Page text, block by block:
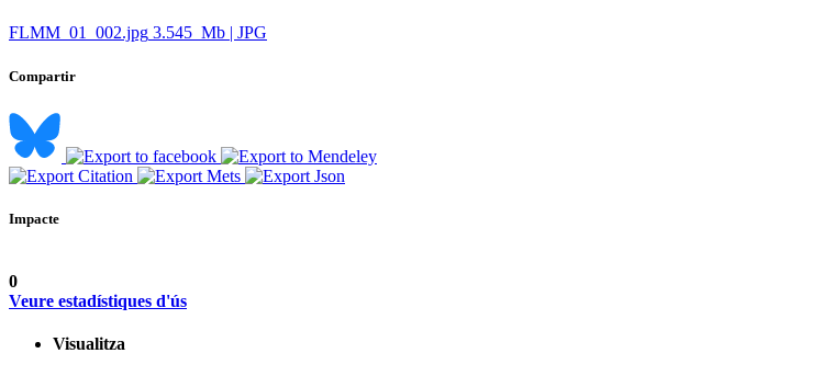
FLMM_01_002.jpg 3.545 Mb | JPG
Compartir
Impacte
0
Veure estadístiques d'ús
Visualitza